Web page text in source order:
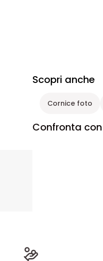
Scopri anche
Cornice foto
Confronta